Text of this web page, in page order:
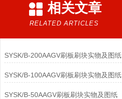
相关文章
RELATED ARTICLES
SYSK/B-200AAGV刷板刷块实物及图纸
SYSK/B-100AAGV刷板刷块实物及图纸
SYSK/B-50AAGV刷板刷块实物及图纸